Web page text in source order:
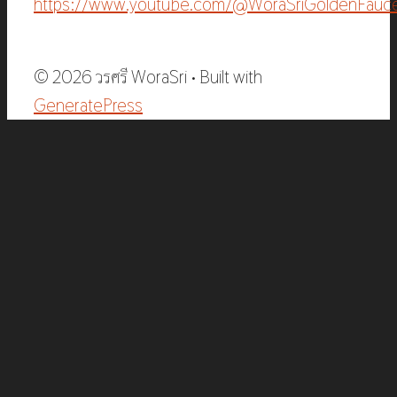
© 2026 วรศรี WoraSri • Built with
GeneratePress